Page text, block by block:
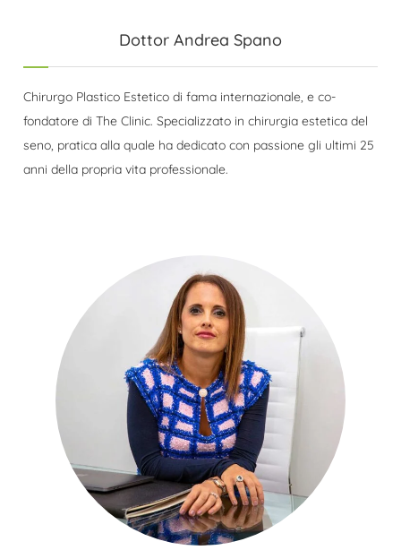
Dottor Andrea Spano
Chirurgo Plastico Estetico di fama internazionale, e co-
fondatore di The Clinic. Specializzato in chirurgia estetica del
seno, pratica alla quale ha dedicato con passione gli ultimi 25
anni della propria vita professionale.